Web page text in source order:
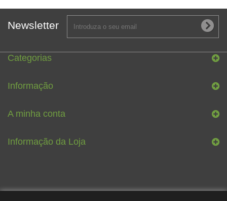
Newsletter
Categorias
Informação
A minha conta
Informação da Loja